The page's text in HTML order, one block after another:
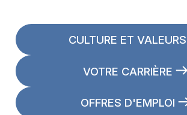
CULTURE ET VALEURS
VOTRE CARRIÈRE
OFFRES D'EMPLOI